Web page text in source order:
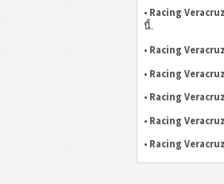
• Racing
นี้.
• Racing
• Racing
• Racing
• Racing
• Racing